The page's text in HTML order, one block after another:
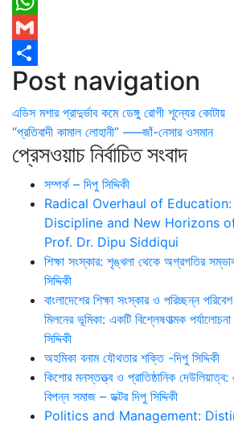
WhatsApp
Gmail
Share
Post navigation
এডিস মশার প্রাদুর্ভাব কমে ডেঙ্গু রোগী শূন্যের কোটায়
“প্রতিবাদী কামাল লোহানী” —–জাঁ-নেসার ওসমান
প্রেসওয়াচ নির্বাচিত সংবাদ
সম্পর্ক – দিপু সিদ্দিকী
Radical Overhaul of
Discipline and New Horizons
Prof. Dr. Dipu Siddiqui
শিক্ষা সংস্কার: শৃঙ্খলা থেকে অগ্রগতির
সিদ্দিকী
বাংলাদেশের শিক্ষা সংস্কার ও পরিচ্ছন্ন
মিলনের ভূমিকা: একটি বিশ্লেষণাত্মক
সিদ্দিকী
অহমিকা বনাম যৌথতার শক্তি -দিপু সিদ্দিকী
কিশোর মনস্তত্ত্ব ও প্রাতিষ্ঠানিক
বিপন্ন সমাজ – ডক্টর দিপু সিদ্দিকী
Politics and Management: